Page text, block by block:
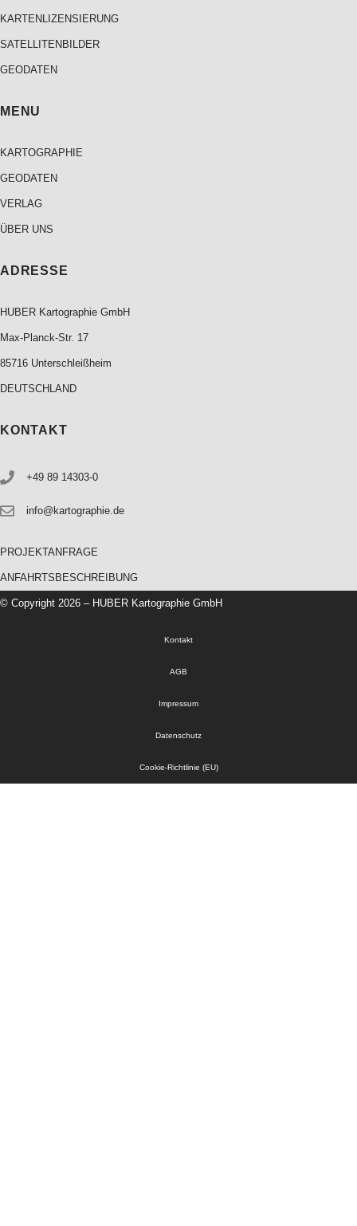
KARTENLIZENSIERUNG
SATELLITENBILDER
GEODATEN
MENU
KARTOGRAPHIE
GEODATEN
VERLAG
ÜBER UNS
ADRESSE
HUBER Kartographie GmbH
Max-Planck-Str. 17
85716 Unterschleißheim
DEUTSCHLAND
KONTAKT
+49 89 14303-0
info@kartographie.de
PROJEKTANFRAGE
ANFAHRTSBESCHREIBUNG
© Copyright 2026 – HUBER Kartographie GmbH
Kontakt
AGB
Impressum
Datenschutz
Cookie-Richtlinie (EU)